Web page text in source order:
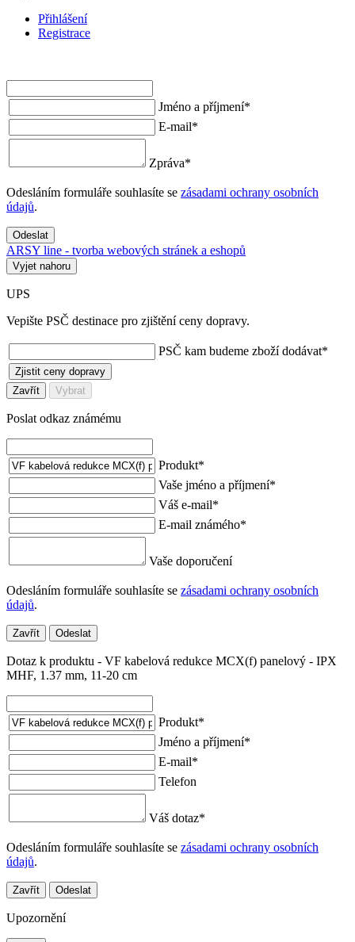
Přihlášení
Registrace
Jméno a příjmení*
E-mail*
Zpráva*
Odesláním formuláře souhlasíte se zásadami ochrany osobních
údajů.
Odeslat
ARSY line - tvorba webových stránek a eshopů
Vyjet nahoru
UPS
Vepište PSČ destinace pro zjištění ceny dopravy.
PSČ kam budeme zboží dodávat*
Zjistit ceny dopravy
Zavřít
Vybrat
Poslat odkaz známému
Produkt*
Vaše jméno a příjmení*
Váš e-mail*
E-mail známého*
Vaše doporučení
Odesláním formuláře souhlasíte se zásadami ochrany osobních
údajů.
Zavřít Odeslat
Dotaz k produktu - VF kabelová redukce MCX(f) panelový - IPX
MHF, 1.37 mm, 11-20 cm
Produkt*
Jméno a příjmení*
E-mail*
Telefon
Váš dotaz*
Odesláním formuláře souhlasíte se zásadami ochrany osobních
údajů.
Zavřít Odeslat
Upozornění